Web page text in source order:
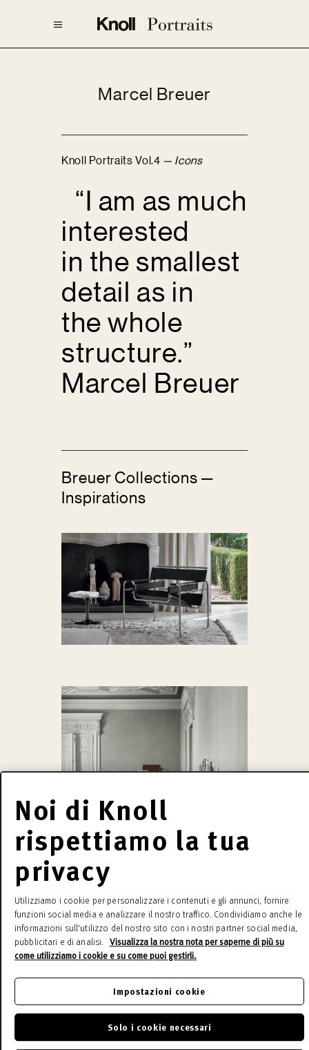
Marcel Breuer
Knoll Portraits Vol.4 — Icons
“I am as much
interested
in the smallest
detail as in
the whole
structure.”
Marcel Breuer
Breuer Collections —
Inspirations
Noi di Knoll
rispettiamo la tua
privacy
Utilizziamo i cookie per personalizzare i contenuti e gli annunci, fornire
funzioni social media e analizzare il nostro traffico. Condividiamo anche le
informazioni sull'utilizzo del nostro sito con i nostri partner social media,
pubblicitari e di analisi. Visualizza la nostra nota per saperne di più su
come utilizziamo i cookie e su come puoi gestirli.
Solo i cookie necessari
Impostazioni cookie